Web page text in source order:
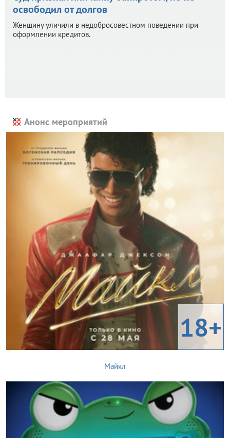
освободил от долгов
Женщину уличили в недобросовестном поведении при
оформлении кредитов.
Анонс мероприятий
18+
Майкл